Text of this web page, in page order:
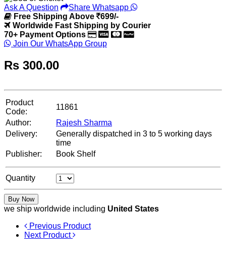
Ask A Question
Share Whatsapp
Free Shipping Above
699/-
Worldwide Fast Shipping by Courier
70+ Payment Options
Join Our WhatsApp Group
Rs 300.00
Product
Code:
11861
Author:
Rajesh Sharma
Delivery:
Generally dispatched in 3 to 5 working days
time
Publisher:
Book Shelf
Quantity
Buy Now
we ship worldwide including United States
Previous Product
Next Product